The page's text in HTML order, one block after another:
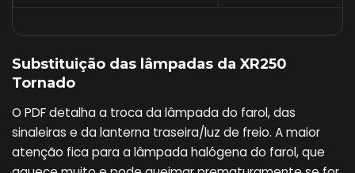
Substituição das lâmpadas da XR250
Tornado
O PDF detalha a troca da lâmpada do farol, das
sinaleiras e da lanterna traseira/luz de freio. A maior
atenção fica para a lâmpada halógena do farol, que